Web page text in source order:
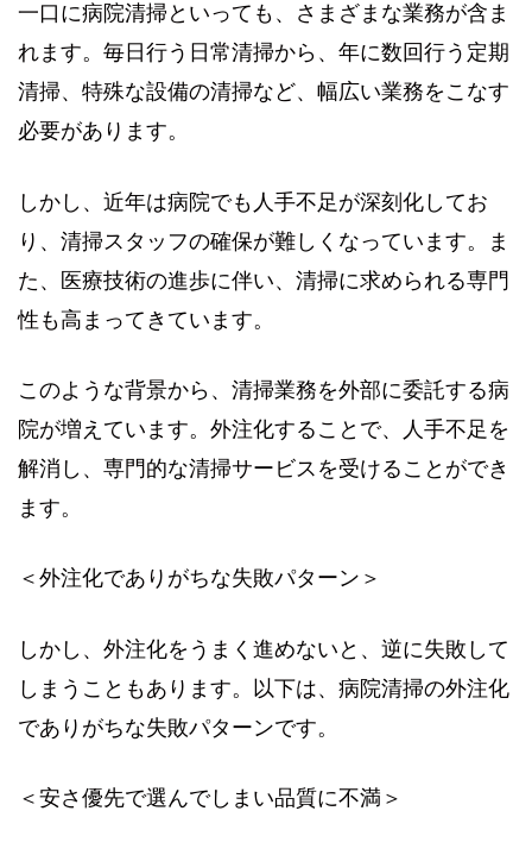
一口に病院清掃といっても、さまざまな業務が含ま
れます。毎日行う日常清掃から、年に数回行う定期
清掃、特殊な設備の清掃など、幅広い業務をこなす
必要があります。
しかし、近年は病院でも人手不足が深刻化してお
り、清掃スタッフの確保が難しくなっています。ま
た、医療技術の進歩に伴い、清掃に求められる専門
性も高まってきています。
このような背景から、清掃業務を外部に委託する病
院が増えています。外注化することで、人手不足を
解消し、専門的な清掃サービスを受けることができ
ます。
＜外注化でありがちな失敗パターン＞
しかし、外注化をうまく進めないと、逆に失敗して
しまうこともあります。以下は、病院清掃の外注化
でありがちな失敗パターンです。
＜安さ優先で選んでしまい品質に不満＞